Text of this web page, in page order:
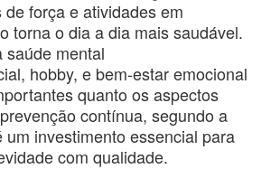
de força e atividades em
torna o dia a dia mais saudável.
saúde mental
hobby, e bem-estar emocional
quanto os aspectos
contínua, segundo a
um investimento essencial para
com qualidade.